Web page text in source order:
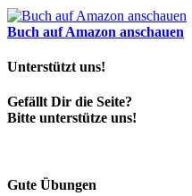
Buch auf Amazon anschauen
Unterstützt uns!
Gefällt Dir die Seite?
Bitte unterstütze uns!
Gute Übungen